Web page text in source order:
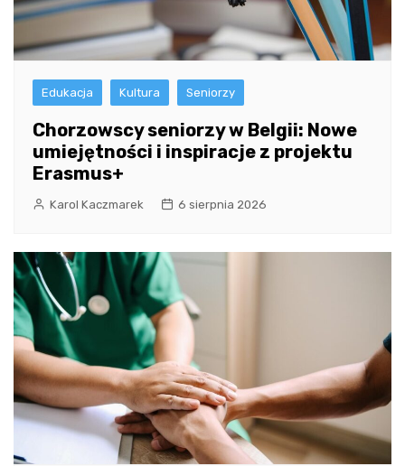
Edukacja Kultura Seniorzy
Chorzowscy seniorzy w Belgii: Nowe
umiejętności i inspiracje z projektu
Erasmus+
Karol Kaczmarek 6 sierpnia 2026